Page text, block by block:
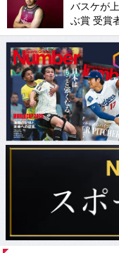
バスケが
ぶ賞 受賞